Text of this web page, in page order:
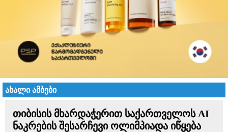
ახალი ამბები
თიბისის მხარდაჭერით საქართველოს AI
ნაკრების შესარჩევი ოლიმპიადა იწყება